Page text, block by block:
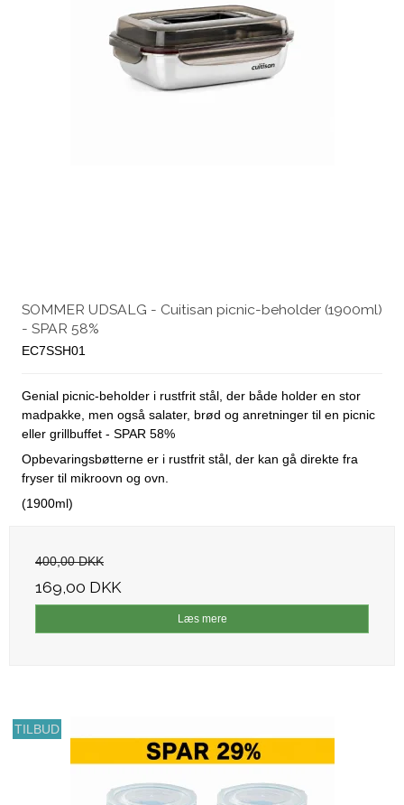
SOMMER UDSALG - Cuitisan picnic-beholder (1900ml)
- SPAR 58%
EC7SSH01
Genial picnic-beholder i rustfrit stål, der både holder en stor
madpakke, men også salater, brød og anretninger til en picnic
eller grillbuffet - SPAR 58%
Opbevaringsbøtterne er i rustfrit stål, der kan gå direkte fra
fryser til mikroovn og ovn.
(1900ml)
400,00 DKK
169,00 DKK
Læs mere
TILBUD